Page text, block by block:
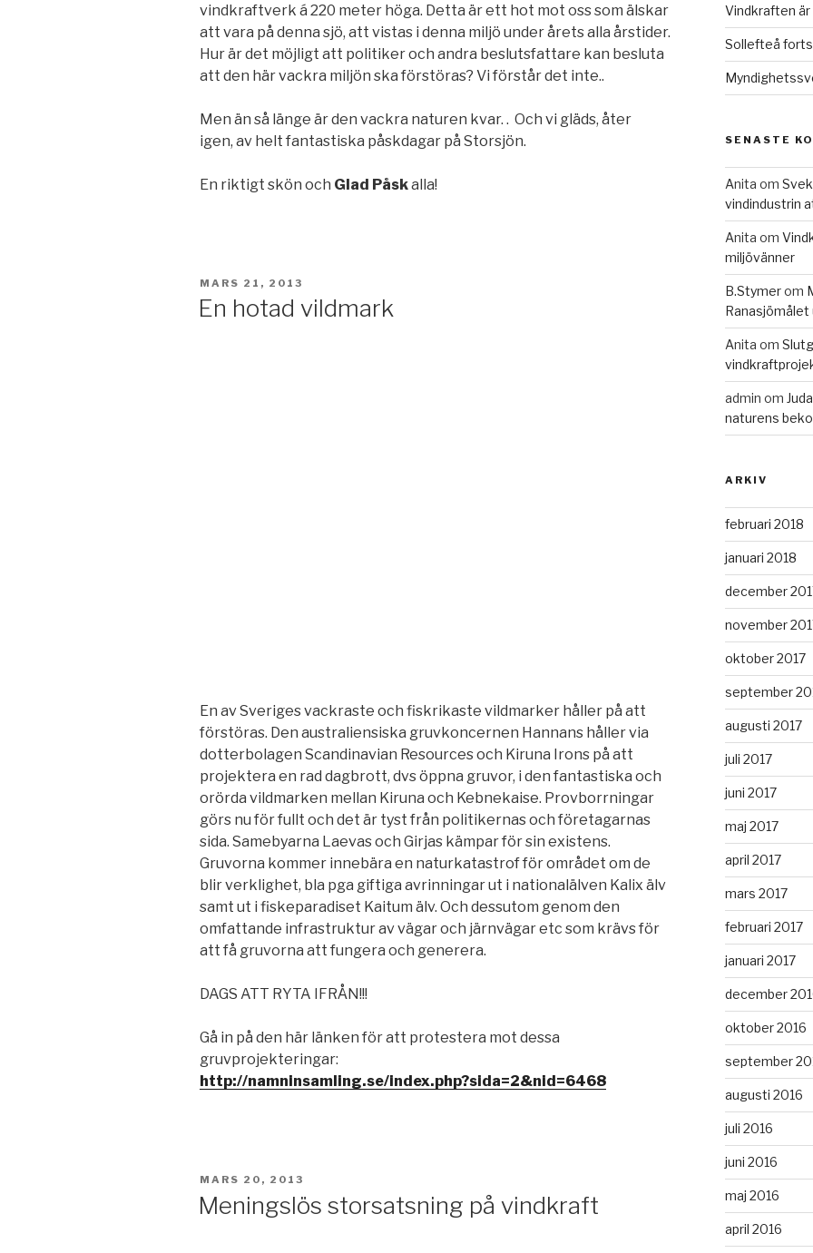
vindkraftverk á 220 meter höga. Detta är ett hot mot oss som älskar
att vara på denna sjö, att vistas i denna miljö under årets alla årstider.
Hur är det möjligt att politiker och andra beslutsfattare kan besluta
att den här vackra miljön ska förstöras? Vi förstår det inte..
Men än så länge är den vackra naturen kvar. . Och vi gläds, åter
igen, av helt fantastiska påskdagar på Storsjön.
En riktigt skön och Glad Påskalla!
PUBLICERAT
MARS 21, 2013
En hotad vildmark
En av Sveriges vackraste och fiskrikaste vildmarker håller på att
förstöras. Den australiensiska gruvkoncernen Hannans håller via
dotterbolagen Scandinavian Resources och Kiruna Irons på att
projektera en rad dagbrott, dvs öppna gruvor, i den fantastiska och
orörda vildmarken mellan Kiruna och Kebnekaise. Provborrningar
görs nu för fullt och det är tyst från politikernas och företagarnas
sida. Samebyarna Laevas och Girjas kämpar för sin existens.
Gruvorna kommer innebära en naturkatastrof för området om de
blir verklighet, bla pga giftiga avrinningar ut i nationalälven Kalix älv
samt ut i fiskeparadiset Kaitum älv. Och dessutom genom den
omfattande infrastruktur av vägar och järnvägar etc som krävs för
att få gruvorna att fungera och generera.
DAGS ATT RYTA IFRÅN!!!
Gå in på den här länken för att protestera mot dessa
gruvprojekteringar:
http://namninsamling.se/index.php?sida=2&nid=6468
PUBLICERAT
MARS 20, 2013
Meningslös storsatsning på vindkraft
Vindkraften
Sollefteå
SENASTE
Anita om
vindindustrin
Anita om
miljövänner
B.Stymerom
Anita om
admin om
naturens
ARKIV
februari 2018
januari 2018
december
november
oktober 2017
september
augusti 2017
juli 2017
juni 2017
maj 2017
april 2017
mars 2017
februari 2017
januari 2017
december
oktober 2016
september
augusti 2016
juli 2016
juni 2016
maj 2016
april 2016